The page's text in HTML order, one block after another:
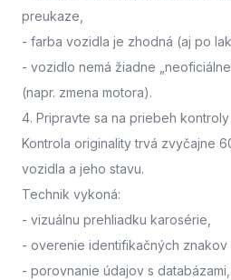
preukaze,
- farba vozidla je zhodná (aj po
- vozidlo nemá žiadne
(napr. zmena motora).
4. Pripravte sa na priebeh
Kontrola originality trvá zvyčajne
vozidla a jeho stavu.
Technik vykoná:
- vizuálnu prehliadku karosérie,
- overenie identifikačných znakov
- porovnanie údajov s databázami,